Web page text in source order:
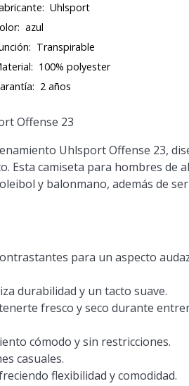
Uhlsport
azul
Transpirable
100% polyester
2 años
Offense 23
Uhlsport Offense 23,
camiseta para hombres de
y balonmano, además de
para un aspecto
durabilidad y un tacto suave.
fresco y seco durante
cómodo y sin restricciones.
casuales.
flexibilidad y comodidad.